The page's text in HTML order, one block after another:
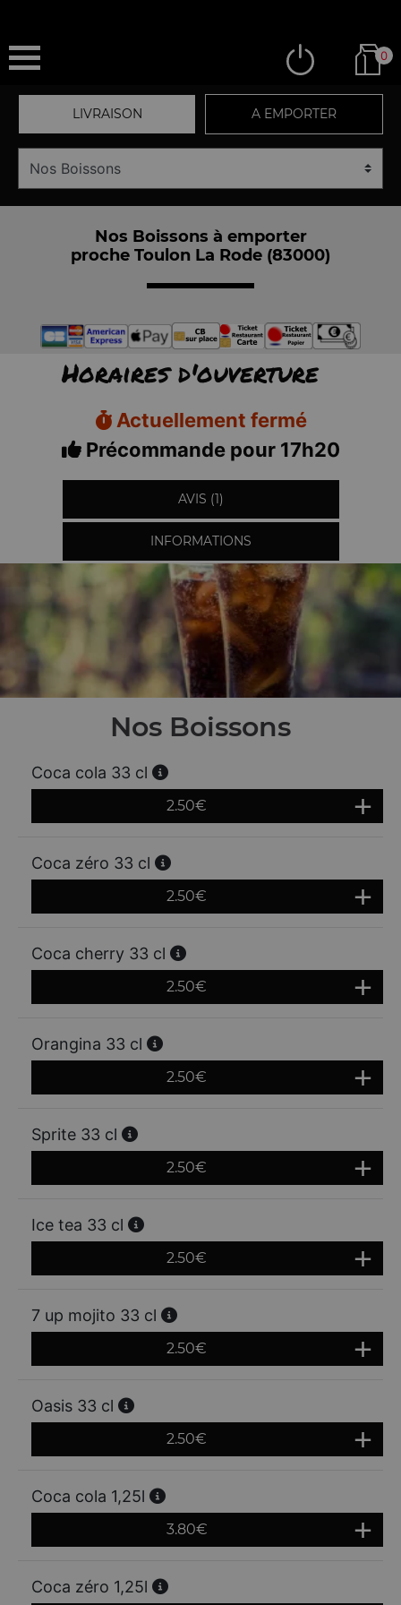
0
LIVRAISON A EMPORTER
Nos Boissons à emporter
proche Toulon La Rode (83000)
Horaires d'ouverture
Actuellement fermé
Précommande pour 17h20
AVIS (1)
INFORMATIONS
Nos Boissons
Coca cola 33 cl
2.50€
Coca zéro 33 cl
2.50€
Coca cherry 33 cl
2.50€
Orangina 33 cl
2.50€
Sprite 33 cl
2.50€
Ice tea 33 cl
2.50€
7 up mojito 33 cl
2.50€
Oasis 33 cl
2.50€
Coca cola 1,25l
3.80€
Coca zéro 1,25l